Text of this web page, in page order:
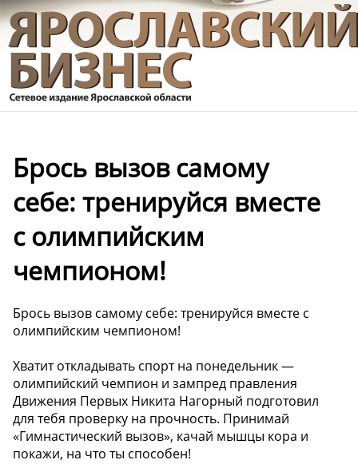
Брось вызов самому
себе: тренируйся вместе
с олимпийским
чемпионом!
Брось вызов самому себе: тренируйся вместе с
олимпийским чемпионом!
Хватит откладывать спорт на понедельник —
олимпийский чемпион и зампред правления
Движения Первых Никита Нагорный подготовил
для тебя проверку на прочность. Принимай
«Гимнастический вызов», качай мышцы кора и
покажи, на что ты способен!